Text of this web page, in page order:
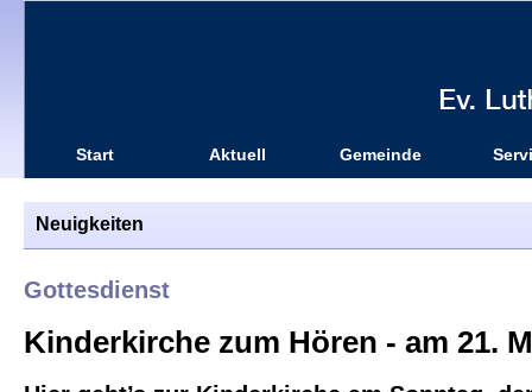
Start Aktuell Gemeinde
Neuigkeiten
Gottesdienst
Kinderkirche zum Hören - am 21.